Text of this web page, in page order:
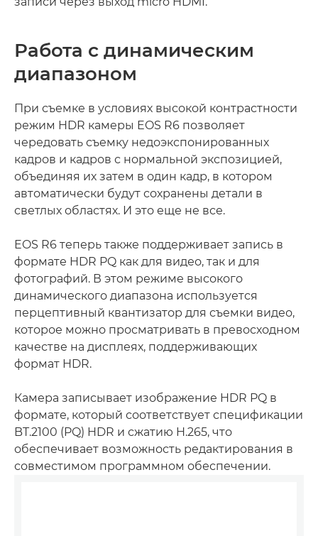
Работа с динамическим
диапазоном
При съемке в условиях высокой контрастности
режим HDR камеры EOS R6 позволяет
чередовать съемку недоэкспонированных
кадров и кадров с нормальной экспозицией,
объединяя их затем в один кадр, в котором
автоматически будут сохранены детали в
светлых областях. И это еще не все.
EOS R6 теперь также поддерживает запись в
формате HDR PQ как для видео, так и для
фотографий. В этом режиме высокого
динамического диапазона используется
перцептивный квантизатор для съемки видео,
которое можно просматривать в превосходном
качестве на дисплеях, поддерживающих
формат HDR.
Камера записывает изображение HDR PQ в
формате, который соответствует спецификации
BT.2100 (PQ) HDR и сжатию H.265, что
обеспечивает возможность редактирования в
совместимом программном обеспечении.